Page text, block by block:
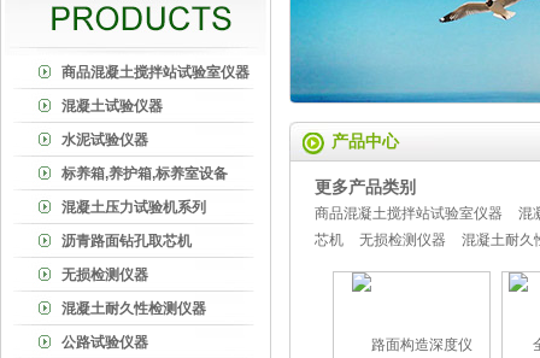
商品混凝土搅拌站试验室仪器
混凝土试验仪器
水泥试验仪器
标养箱,养护箱,标养室设备
混凝土压力试验机系列
沥青路面钻孔取芯机
无损检测仪器
混凝土耐久性检测仪器
公路试验仪器
产品中心
更多产品类别
商品混凝土搅拌站试验室仪器
混
芯机
无损检测仪器 混凝土耐久